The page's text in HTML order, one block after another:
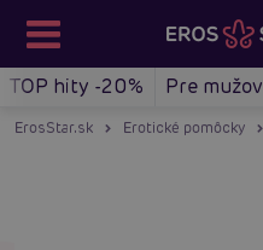
TOP hity -20% Pre mužov
ErosStar.sk Erotické pomôcky